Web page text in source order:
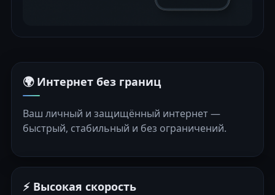
🌍 Интернет без границ
Ваш личный и защищённый интернет —
быстрый, стабильный и без ограничений.
⚡ Высокая скорость